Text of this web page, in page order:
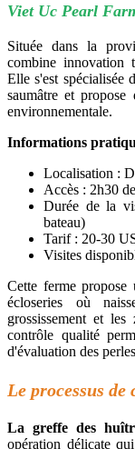
Viet Uc Pearl
Située dans la
combine innovation
Elle s'est spécialisée
saumâtre et
environnementale.
Informations
Localisation :
Accès : 2h30
Durée de la
bateau)
Tarif : 20-30
Visites
Cette ferme
écloseries où
grossissement et
contrôle qualité
d'évaluation des
Le processus
La greffe des
opération délicate